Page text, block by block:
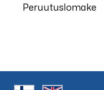
Peruutuslomake